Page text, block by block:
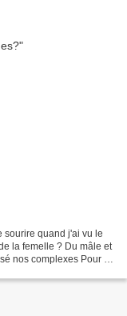
sourire quand j'ai vu le
la femelle ? Du mâle et
nos complexes Pour te